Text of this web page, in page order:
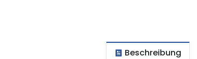
Beschreibung